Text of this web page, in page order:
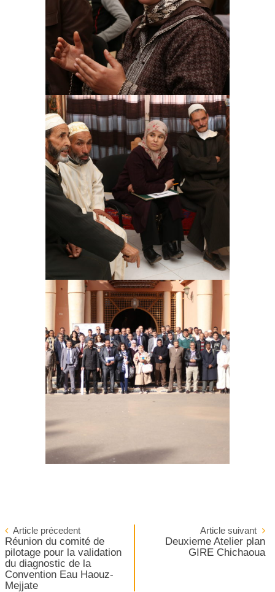
Article précedent
Réunion du comité de
pilotage pour la validation
du diagnostic de la
Convention Eau Haouz-
Mejjate
Article suivant
Deuxieme Atelier plan
GIRE Chichaoua